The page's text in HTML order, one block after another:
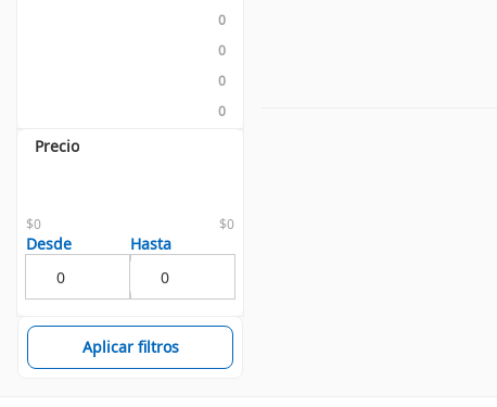
0
0
0
0
Precio
$0 $0
Desde Hasta
Aplicar filtros